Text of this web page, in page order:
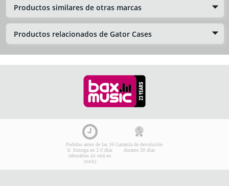
Productos similares de otras marcas
Productos relacionados de Gator Cases
Pedidos antes de las 16
h: Entrega en 2-3 días
laborables (si está en
stock)
Garantía de devolución
durante 30 días